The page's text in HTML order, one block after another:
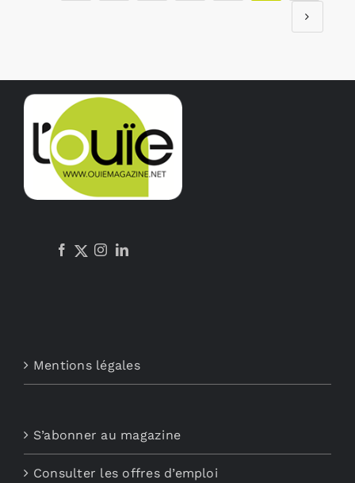
Mentions légales
S’abonner au magazine
Consulter les offres d’emploi